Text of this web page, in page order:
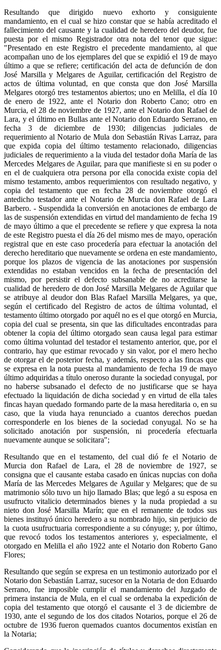
Resultando que dirigido nuevo exhorto y consiguiente
mandamiento, en el cual se hizo constar que se había acreditado el
fallecimiento del causante y la cualidad de heredero del deudor, fue
puesta por el mismo Registrador otra nota del tenor que sigue:
"Presentado en este Registro el precedente mandamiento, al que
acompañan uno de los ejemplares del que se expidió el 19 de mayo
último a que se refiere; certificación del acta de defunción de don
José Marsilla y Melgares de Aguilar, certificación del Registro de
actos de última voluntad, en que consta que don José Marsilla
Melgares otorgó tres testamentos abiertos; uno en Melilla, el día 10
de enero de 1922, ante el Notario don Roberto Cano; otro en
Murcia, el 28 de noviembre de 1927, ante el Notario don Rafael de
Lara, y el último en Bullas ante el Notario don Eduardo Serrano, en
fecha 3 de diciembre de 1930; diligencias judiciales de
requerimiento al Notario de Mula don Sebastián Rivas Larraz, para
que expida copia del último testamento relacionado, diligencias
judiciales de requerimiento a la viuda del testador doña María de las
Mercedes Melgares de Aguilar, para que manifieste si en su poder o
en el de cualquiera otra persona por ella conocida existe copia del
mismo testamento, ambos requerimientos con resultado negativo, y
copia del testamento que en fecha 28 de noviembre otorgó el
antedicho testador ante el Notario de Murcia don Rafael de Lara
Barbero. - Suspendida la conversión en anotaciones de embargo de
las de suspensión extendidas en virtud del mandamiento de fecha 19
de mayo último a que el precedente se refiere y que expresa la nota
de este Registro puesta el día 26 del mismo mes de mayo, operación
registral que en este caso procedería para efectuar la anotación del
derecho hereditario que nuevamente se ordena en este mandamiento,
porque los plazos de vigencia de las anotaciones por suspensión
extendidas no estaban vencidos en la fecha de presentación del
mismo, por persistir el defecto subsanable de no acreditarse la
cualidad de heredero de don José Marsilla Melgares de Aguilar que
se atribuye al deudor don Blas Rafael Marsilla Melgares, ya que,
según el certificado del Registro de actos de última voluntad, el
testamento último otorgado por aquél no es el que otorgó en Murcia,
copia del cual se presenta, sin que las dificultades encontradas para
obtener la copia del último otorgado sean causa legal para estimar
como última voluntad del testador el testamento anterior, que, por el
contrario, hay que estimar revocado y sin valor, por el mero hecho
de otorgar el de posterior fecha, y además, respecto a las fincas que
se expresa en la nota puesta al mandamiento de fecha 19 de mayo
último adquiridas a título oneroso durante la sociedad conyugal, por
no haberse subsanado el defecto de no justificarse que se haya
efectuado la liquidación de dicha sociedad y en virtud de ella tales
fincas hayan quedado formando parte de la masa hereditaria o, en su
caso, que la viuda haya renunciado a cuantos derechos puedan
corresponderle en los bienes de la sociedad conyugal. No se ha
solicitado anotación por suspensión, ni procedería efectuarla
nuevamente aunque se solicitara";
Resultando que en el testamento, del cual dió fe el Notario de
Murcia don Rafael de Lara, el 28 de noviembre de 1927, se
consigna que el causante estaba casado en únicas nupcias con doña
María de las Mercedes Melgares de Aguilar y Melgares; que de su
matrimonio sólo tuvo un hijo llamado Blas; que legó a su esposa en
usufructo vitalicio determinados bienes y la nuda propiedad a su
nieto don José Marsilla Marín; que en el remanente de todos sus
bienes instituyó único heredero a su nombrado hijo, sin perjuicio de
la cuota usufructuaria correspondiente a su cónyuge; y, por último,
que revocó todos los testamentos anteriores y, especialmente, el
otorgado en Melilla el año 1922 ante el Notario don Roberto Gano
Flores;
Resultando que según se expresa en un testimonio autorizado por el
Notario don Sebastián Larraz, sucesor en la Notaria de don Eduardo
Serrano, fue imposible cumplir el mandamiento del Juzgado de
primera instancia de Mula, en el cual se ordenaba la expedición de
copia del testamento que otorgó el causante el 3 de diciembre de
1930, ante el segundo de los dos citados Notarios, porque el 26 de
octubre de 1936 fueron quemados cuantos documentos existían en
la Notaria;